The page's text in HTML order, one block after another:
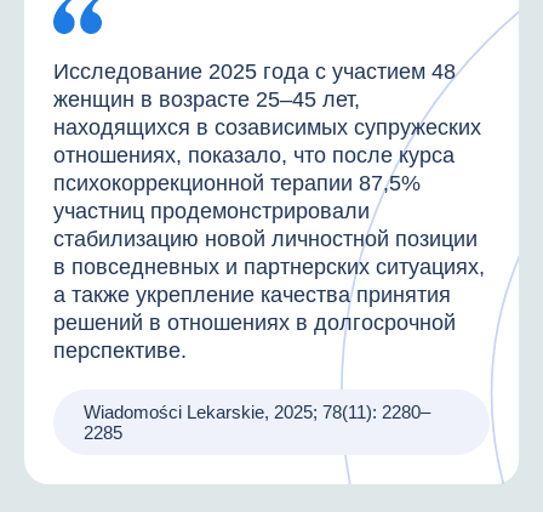
Исследование 2025 года с участием 48
женщин в возрасте 25–45 лет,
находящихся в созависимых супружеских
отношениях, показало, что после курса
психокоррекционной терапии 87,5%
участниц продемонстрировали
стабилизацию новой личностной позиции
в повседневных и партнерских ситуациях,
а также укрепление качества принятия
решений в отношениях в долгосрочной
перспективе.
Wiadomości Lekarskie, 2025; 78(11): 2280–
2285